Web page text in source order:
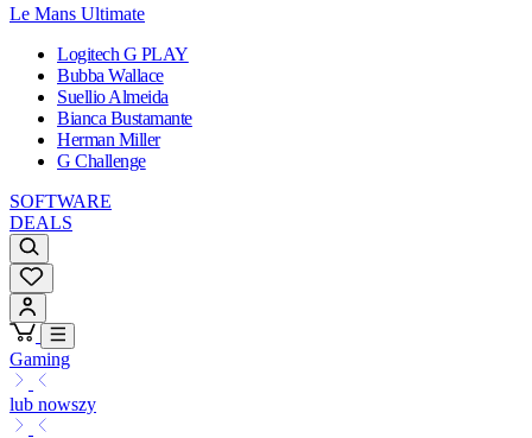
Le Mans Ultimate
Logitech G PLAY
Bubba Wallace
Suellio Almeida
Bianca Bustamante
Herman Miller
G Challenge
SOFTWARE
DEALS
Gaming
lub nowszy